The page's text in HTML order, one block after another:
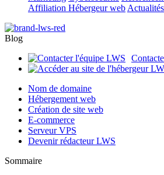
Affiliation Hébergeur web
Blog
Nom de domaine
Hébergement web
Création de site web
E-commerce
Serveur VPS
Devenir rédacteur LWS
Sommaire